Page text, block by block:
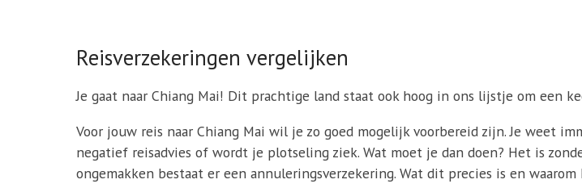
Reisverzekeringen vergelijken
Je gaat naar Chiang Mai! Dit prachtige land staat ook hoog in ons lijstje om een
Voor jouw reis naar Chiang Mai wil je zo goed mogelijk voorbereid zijn. Je weet
negatief reisadvies of wordt je plotseling ziek. Wat moet je dan doen? Het is
ongemakken bestaat er een annuleringsverzekering. Wat dit precies is en